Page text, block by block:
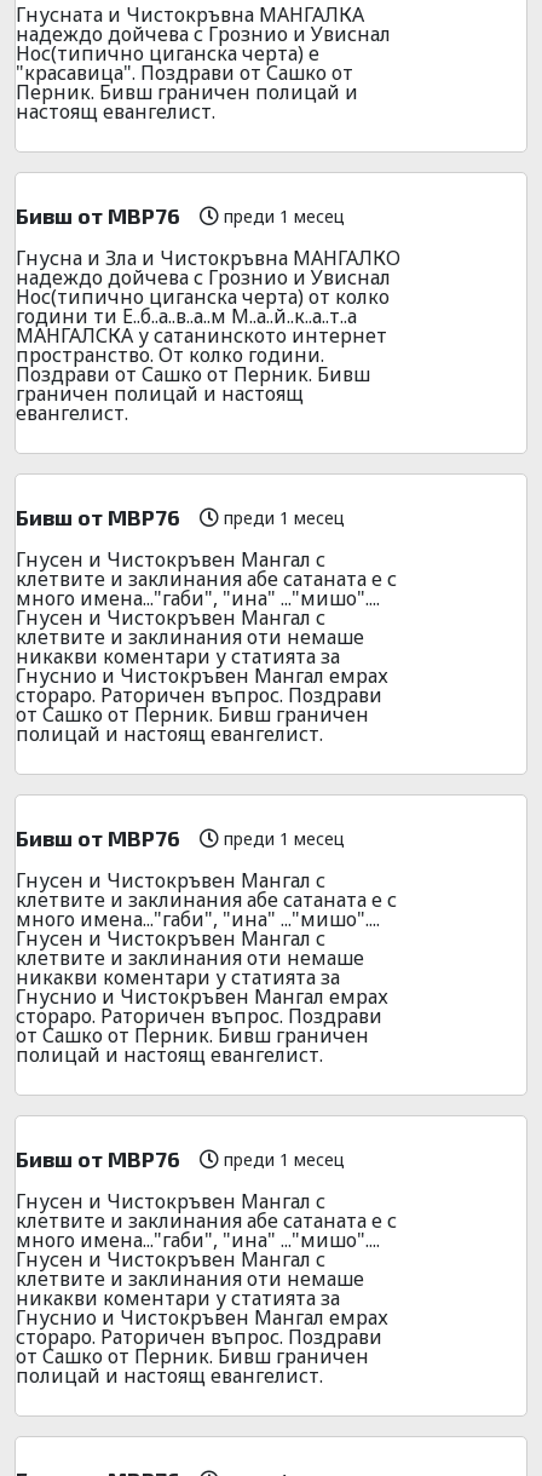
Гнусната и Чистокръвна МАНГАЛКА
надеждо дойчева с Грознио и Увиснал
Нос(типично циганска черта) е
"красавица". Поздрави от Сашко от
Перник. Бивш граничен полицай и
настоящ евангелист.
Бивш от МВР76 преди 1 месец
Гнусна и Зла и Чистокръвна МАНГАЛКО
надеждо дойчева с Грознио и Увиснал
Нос(типично циганска черта) от колко
години ти Е..б..а..в..а..м М..а..й..к..а..т..а
МАНГАЛСКА у сатанинското интернет
пространство. От колко години.
Поздрави от Сашко от Перник. Бивш
граничен полицай и настоящ
евангелист.
Бивш от МВР76 преди 1 месец
Гнусен и Чистокръвен Мангал с
клетвите и заклинания абе сатаната е с
много имена..."габи", "ина" ..."мишо"....
Гнусен и Чистокръвен Мангал с
клетвите и заклинания оти немаше
никакви коментари у статията за
Гнуснио и Чистокръвен Мангал емрах
стораро. Раторичен въпрос. Поздрави
от Сашко от Перник. Бивш граничен
полицай и настоящ евангелист.
Бивш от МВР76 преди 1 месец
Гнусен и Чистокръвен Мангал с
клетвите и заклинания абе сатаната е с
много имена..."габи", "ина" ..."мишо"....
Гнусен и Чистокръвен Мангал с
клетвите и заклинания оти немаше
никакви коментари у статията за
Гнуснио и Чистокръвен Мангал емрах
стораро. Раторичен въпрос. Поздрави
от Сашко от Перник. Бивш граничен
полицай и настоящ евангелист.
Бивш от МВР76 преди 1 месец
Гнусен и Чистокръвен Мангал с
клетвите и заклинания абе сатаната е с
много имена..."габи", "ина" ..."мишо"....
Гнусен и Чистокръвен Мангал с
клетвите и заклинания оти немаше
никакви коментари у статията за
Гнуснио и Чистокръвен Мангал емрах
стораро. Раторичен въпрос. Поздрави
от Сашко от Перник. Бивш граничен
полицай и настоящ евангелист.